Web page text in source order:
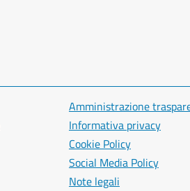
Amministrazione
Informativa privacy
Cookie Policy
Social Media Policy
Note legali